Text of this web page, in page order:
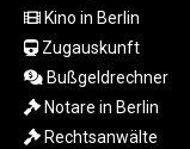
Kino in Berlin
Zugauskunft
Bußgeldrechner
Notare in Berlin
Rechtsanwälte